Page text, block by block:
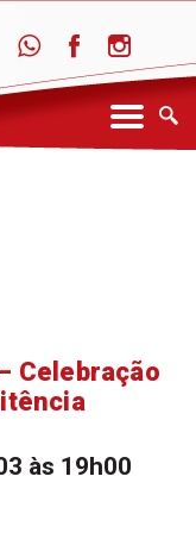
Celebração
às 19h00